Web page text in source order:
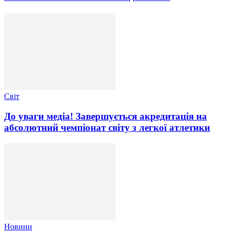
Світ
До уваги медіа! Завершується акредитація на
абсолютний чемпіонат світу з легкої атлетики
Новини